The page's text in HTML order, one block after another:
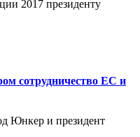
2017 президенту
сотрудничество ЕС и
Юнкер и президент